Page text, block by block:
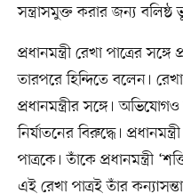
সন্ত্রাসমুক্ত করার জন্য বলিষ্ঠ
প্রধানমন্ত্রী রেখা পাত্রের
তারপরে হিন্দিতে বলেন।
প্রধানমন্ত্রীর সঙ্গে।
নির্যাতনের বিরুদ্ধে।
পাত্রকে। তাঁকে প্রধানমন্ত্রী
এই রেখা পাত্রই তাঁর